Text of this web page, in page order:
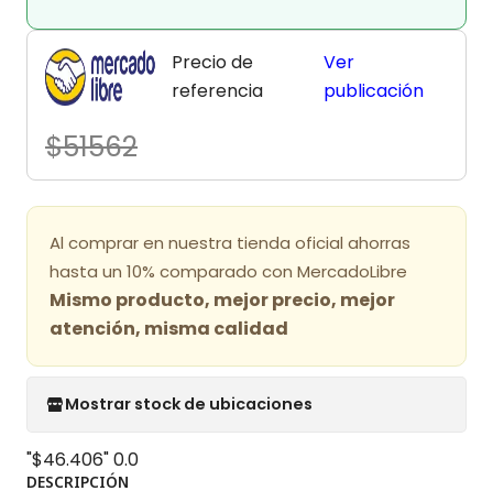
Precio de
referencia
$51562
Ver
publicación
Al comprar en nuestra tienda oficial ahorras
hasta un 10% comparado con MercadoLibre
Mismo producto, mejor precio, mejor
atención, misma calidad
Mostrar stock de ubicaciones
"$46.406"0.0
DESCRIPCIÓN